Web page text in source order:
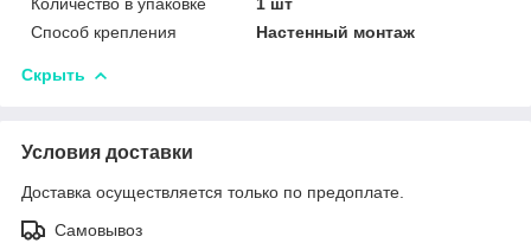
Способ крепления
Настенный монтаж
Скрыть
Условия доставки
Доставка осуществляется только по предоплате.
Самовывоз